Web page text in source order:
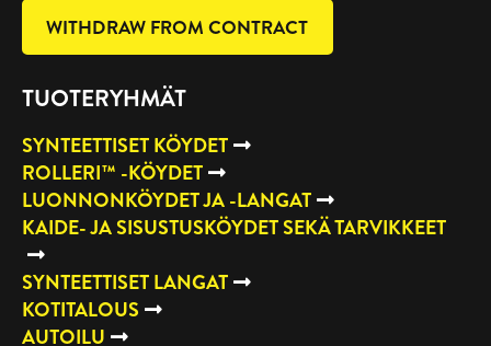
WITHDRAW FROM CONTRACT
TUOTERYHMÄT
SYNTEETTISET KÖYDET
ROLLERI™ -KÖYDET
LUONNONKÖYDET JA -LANGAT
KAIDE- JA SISUSTUSKÖYDET SEKÄ TARVIKKEET
SYNTEETTISET LANGAT
KOTITALOUS
AUTOILU